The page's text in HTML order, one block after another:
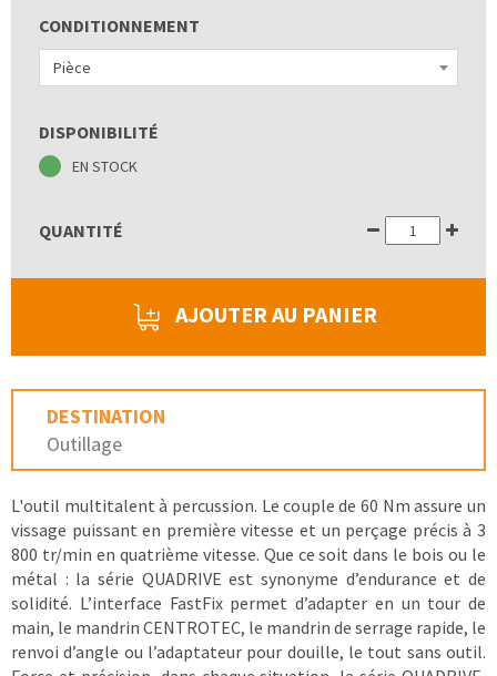
CONDITIONNEMENT
Pièce
DISPONIBILITÉ
EN STOCK
QUANTITÉ
AJOUTER AU PANIER
DESTINATION
Outillage
L'outil multitalent à percussion. Le couple de 60 Nm assure un
vissage puissant en première vitesse et un perçage précis à 3
800 tr/min en quatrième vitesse. Que ce soit dans le bois ou le
métal : la série QUADRIVE est synonyme d’endurance et de
solidité. L’interface FastFix permet d’adapter en un tour de
main, le mandrin CENTROTEC, le mandrin de serrage rapide, le
renvoi d’angle ou l’adaptateur pour douille, le tout sans outil.